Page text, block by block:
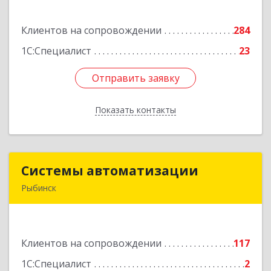
Клиентов на сопровождении
284
1С:Специалист
23
Отправить заявку
Показать контакты
Подробнее
Отправить заявку
Назад
Системы автоматизации
Рыбинск
Клиентов на сопровождении
117
1С:Специалист
2
Системы автоматизации
Подробнее